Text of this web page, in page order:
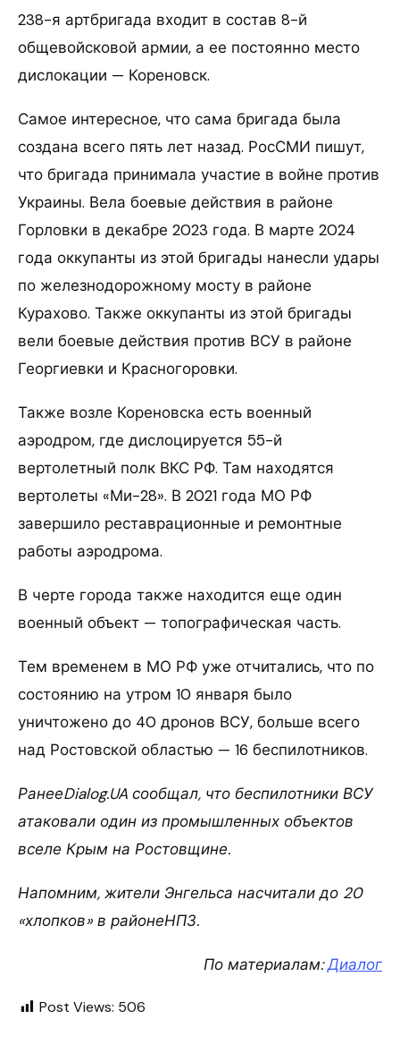
238-я артбригада входит в состав 8-й
общевойсковой армии, а ее постоянно место
дислокации — Кореновск.
Самое интересное, что сама бригада была
создана всего пять лет назад. РосСМИ пишут,
что бригада принимала участие в войне против
Украины. Вела боевые действия в районе
Горловки в декабре 2023 года. В марте 2024
года оккупанты из этой бригады нанесли удары
по железнодорожному мосту в районе
Курахово. Также оккупанты из этой бригады
вели боевые действия против ВСУ в районе
Георгиевки и Красногоровки.
Также возле Кореновска есть военный
аэродром, где дислоцируется 55-й
вертолетный полк ВКС РФ. Там находятся
вертолеты «Ми-28». В 2021 года МО РФ
завершило реставрационные и ремонтные
работы аэродрома.
В черте города также находится еще один
военный объект — топографическая часть.
Тем временем в МО РФ уже отчитались, что по
состоянию на утром 10 января было
уничтожено до 40 дронов ВСУ, больше всего
над Ростовской областью — 16 беспилотников.
РанееDialog.UA сообщал, что беспилотники ВСУ
атаковали один из промышленных объектов
вселе Крым на Ростовщине.
Напомним, жители Энгельса насчитали до 20
«хлопков» в районеНПЗ.
По материалам:Диалог
Post Views: 506